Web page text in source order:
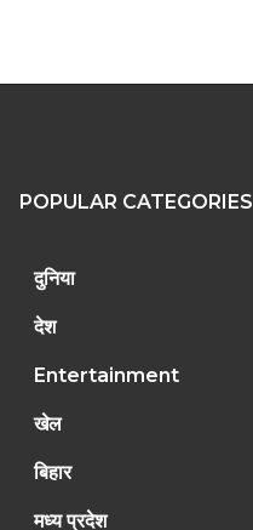
POPULAR CATEGORIES
दुनिया
देश
Entertainment
खेल
बिहार
मध्य प्रदेश